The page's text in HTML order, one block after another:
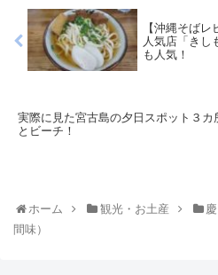
【沖縄そば
人気店「きし
も人気！
実際に見た宮古島の夕日スポット３カ
とビーチ！
ホーム 観光・お土産
間味）